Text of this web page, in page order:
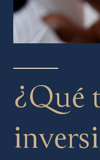
¿Qué